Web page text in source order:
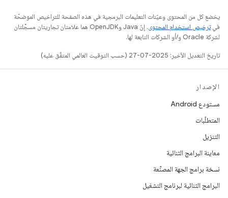
يخضع كل من المحتوى وعيّنات التعليمات البرمجية في هذه الصفحة للتراخيص الموضحّة
فيترخيص استخدام المحتوى
. إنّ Java وOpenJDK هما علامتان تجاريتان مسجَّلتان
لشركة Oracle و/أو الشركات التابعة لها.
تاريخ التعديل الأخير: 2025-07-27 (حسب التوقيت العالمي المتفَّق عليه)
الإصدار
مستودع Android
المتطلّبات
التنزيل
معاينة البرامج الثنائية
نسخة برامج الجهة المصنِّعة
البرامج الثنائية لبرنامج التشغيل